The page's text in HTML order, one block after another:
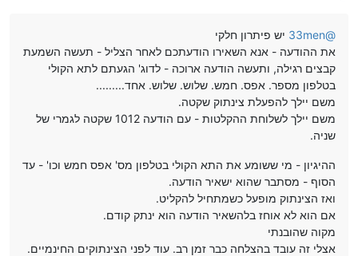
@
33men יש פיתרון חלקי
את ההודעה - אנא השאירו הודעתכם לאחר הצליל - תעשה השמעת
קבצים רגילה, ותעשה הודעה ארוכה - לדוג' הגעתם לתא הקולי
בטלפון מספר. אפס. חמש. שלוש. שלוש. אחד.........
משם יילך להפעלת צינתוק שקטה.
משם יילך לשלוחת ההקלטות - עם הודעה 1012 שקטה לגמרי של
שניה.
ההיגיון - מי ששומע את התא הקולי בטלפון מס' אפס חמש וכו' - עד
הסוף - מסתבר שהוא ישאיר הודעה.
ואז הצינתוק מופעל כשמתחיל להקליט.
אם הוא לא אוחז בלהשאיר הודעה הוא ינתק קודם.
מקוה שהובנתי
אצלי זה עובד בהצלחה כבר זמן רב. עוד לפני הצינתוקים החינמיים.